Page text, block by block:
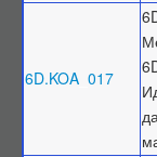
Маълумоти
Эълонҳо оид
Тамос
Қабули эълони
6D.KOA 017